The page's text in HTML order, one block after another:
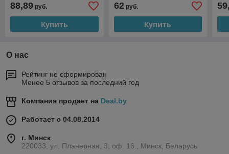
88,89 руб.
Купить
62руб.
Купить
О нас
Рейтинг не сформирован
Менее 5 отзывов за последний год
Компания продает на Deal.by
Работает с 04.08.2014
г. Минск
220033, ул. Планерная, 3, оф. 16., Минск, Беларусь